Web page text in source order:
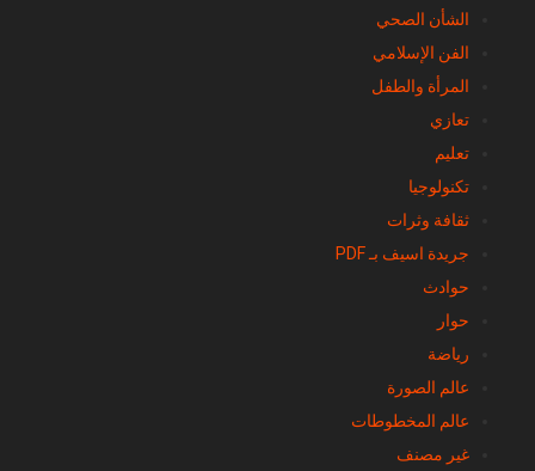
الشأن الصحي
الفن الإسلامي
المرأة والطفل
تعازي
تعليم
تكنولوجيا
ثقافة وثرات
جريدة اسيف بـ PDF
حوادث
حوار
رياضة
عالم الصورة
عالم المخطوطات
غير مصنف